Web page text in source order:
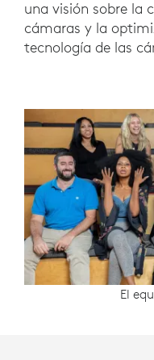
una visión sobre la
cámaras y la
tecnología de las
El